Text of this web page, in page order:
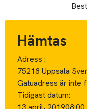
Hämtas
Adress :
75218 Uppsala
Gatuadress är inte
Tidigast datum: